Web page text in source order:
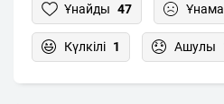
Ұнайды 47
Күлкілі 1 Ашулы